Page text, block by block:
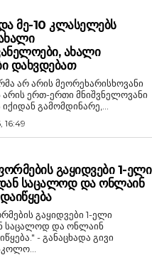
ᲛᲔ-10 ᲙᲚᲐᲡᲔᲚᲔᲑᲡ
ᲐᲮᲐᲚᲘ
ᲓᲐᲮᲕᲓᲔᲑᲐᲗ
არ არის მეორეხარისხოვანი
არის ერთ-ერთი მნიშვნელოვანი
გამომდინარე,...
16:49
ᲒᲐᲧᲘᲓᲕᲔᲑᲘ 1-ᲔᲚᲘ
ᲡᲐᲪᲐᲚᲝᲓ ᲓᲐ ᲝᲜᲚᲐᲘᲜ
გაყიდვები 1-ელი
საცალოდ და ონლაინ
- განაცხადა გივი